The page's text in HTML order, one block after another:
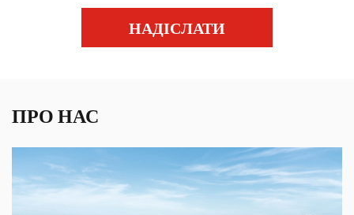
НАДІСЛАТИ
ПРО НАС